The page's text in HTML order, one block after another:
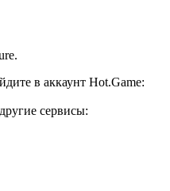
в аккаунт Hot.Game:
сервисы: